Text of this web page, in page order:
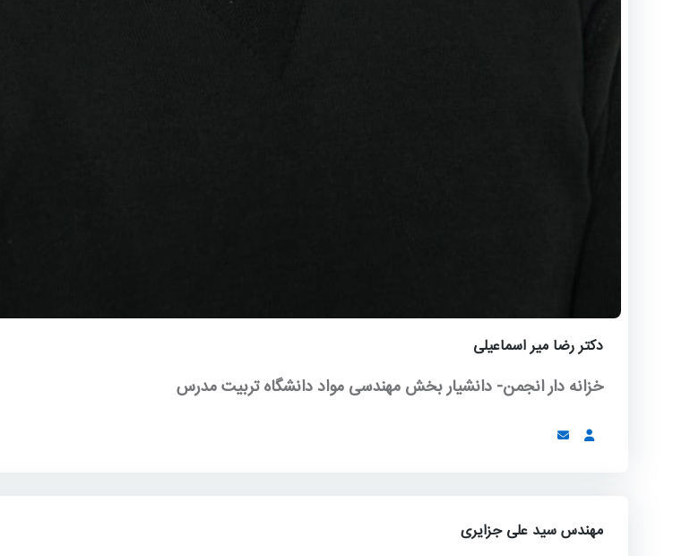
دکتر رضا میر اسماعیلی
خزانه دار انجمن- دانشیار بخش مهندسی مواد دانشگاه تربیت مدرس
مهندس سید علی جزایری